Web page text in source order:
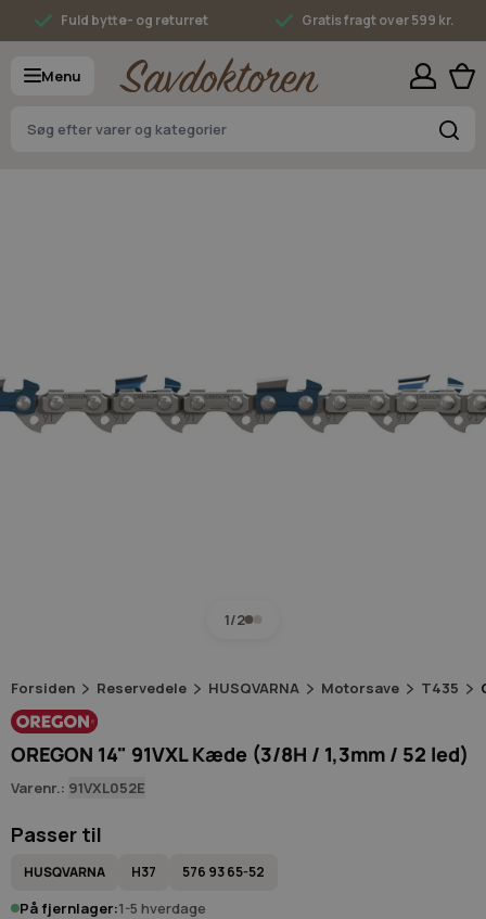
Skip to ContentFuld bytte- og returret Gratis fragt over 599 kr.
Menu
1/2
Forsiden Reservedele HUSQVARNA Motorsave T435
OREGON 14" 91VXL Kæde (3/8H / 1,3mm / 52 led)
Varenr.: 91VXL052E
Passer til
HUSQVARNA H37 576 93 65-52
På fjernlager:1-5 hverdage